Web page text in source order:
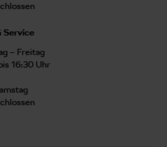
Service
– Freitag
16:30 Uhr